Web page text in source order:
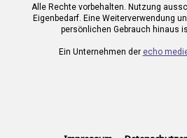
Alle Rechte vorbehalten. Nutzung
Eigenbedarf. Eine Weiterverwendung
persönlichen Gebrauch hinaus
Ein Unternehmen der echo